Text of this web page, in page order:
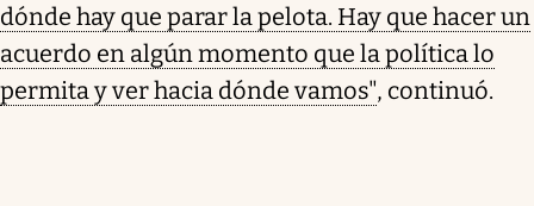
dónde hay que parar la pelota. Hay que hacer un
acuerdo en algún momento que la política lo
permita y ver hacia dónde vamos", continuó.